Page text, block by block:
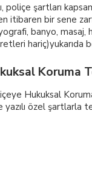
poliçe şartları
itibaren bir sene
banyo, masaj,
Koruma
Hukuksal
yazılı özel şartlarla